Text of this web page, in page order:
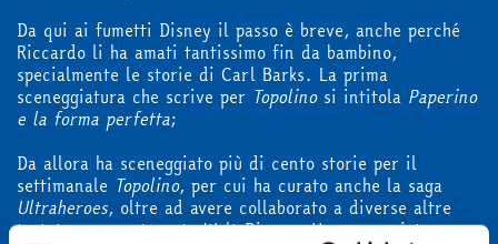
Da qui ai fumetti Disney il passo è breve, anche perché
Riccardo li ha amati tantissimo fin da bambino,
specialmente le storie di Carl Barks. La prima
sceneggiatura che scrive per Topolinosi intitola Paperino
e la forma perfetta;
Da allora ha sceneggiato più di cento storie per il
settimanale Topolino, per cui ha curato anche la saga
Ultraheroes, oltre ad avere collaborato a diverse altre
testate sempre targate Walt Disney. Ha sceneggiato